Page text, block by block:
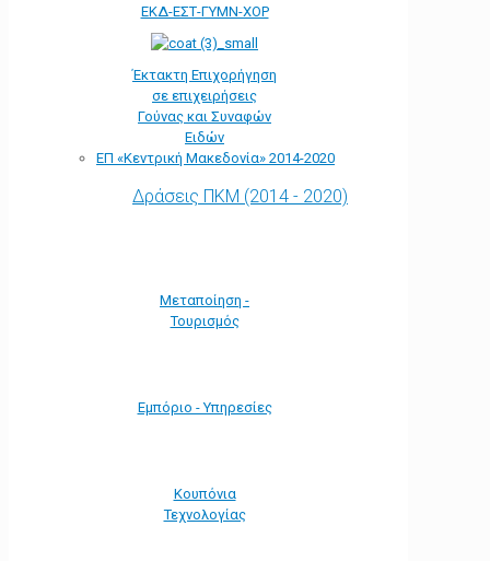
ΕΚΔ-ΕΣΤ-ΓΥΜΝ-ΧΟΡ
Έκτακτη Επιχορήγηση
σε επιχειρήσεις
Γούνας και Συναφών
Ειδών
ΕΠ «Kεντρική Μακεδονία» 2014-2020
Δράσεις ΠΚΜ (2014 - 2020)
Μεταποίηση -
Τουρισμός
Εμπόριο - Υπηρεσίες
Κουπόνια
Τεχνολογίας